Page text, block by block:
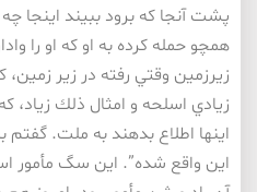
پشت آنجا كه برود ببيند
همچو حمله كرده به او كه او را
زيرزمين وقتي رفته در زير
زيادي اسلحه و امثال ذلك زياد،
اينها اطلاع بدهند به ملت.
اين واقع شده”. اين سگ مأمور